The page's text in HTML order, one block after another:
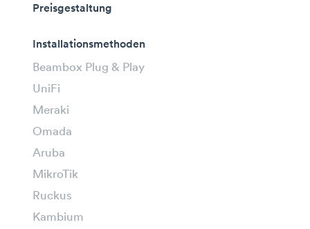
Preisgestaltung
Installationsmethoden
Beambox Plug & Play
UniFi
Meraki
Omada
Aruba
MikroTik
Ruckus
Kambium